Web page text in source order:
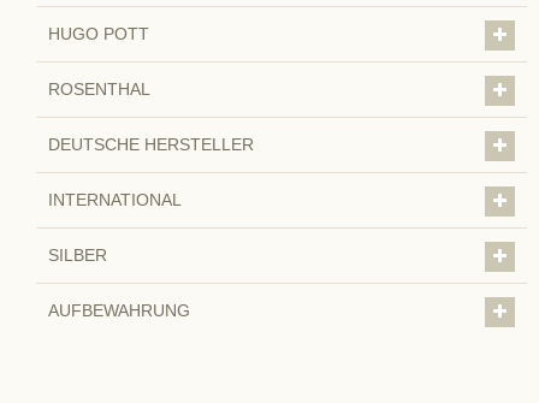
HUGO POTT
ROSENTHAL
DEUTSCHE HERSTELLER
INTERNATIONAL
SILBER
AUFBEWAHRUNG